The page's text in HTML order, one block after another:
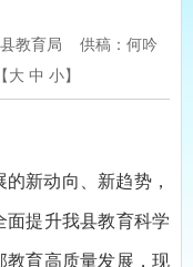
教育局
供稿：何吟
大 中 小】
新动向、新趋势，
面提升我县教育科学
教育高质量发展，现